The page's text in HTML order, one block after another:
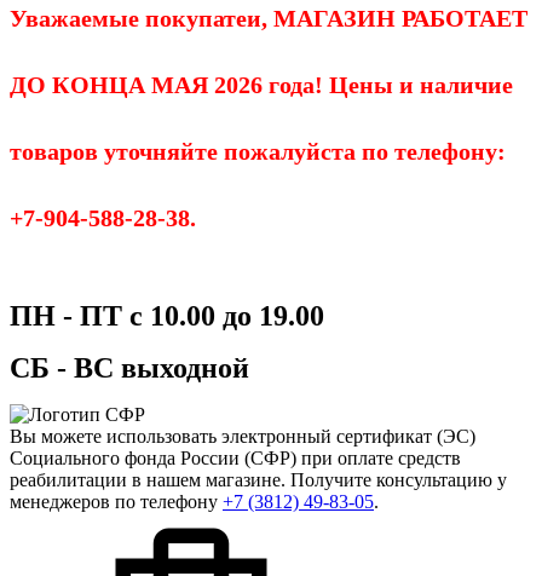
Уважаемые покупатеи, МАГАЗИН РАБОТАЕТ
ДО КОНЦА МАЯ 2026 года! Цены и наличие
товаров уточняйте пожалуйста по телефону:
+7-904-588-28-38.
ПН - ПТ с 10.00 до 19.00
СБ - ВС выходной
Вы можете использовать электронный сертификат (ЭС)
Социального фонда России (СФР) при оплате средств
реабилитации в нашем магазине. Получите консультацию у
менеджеров по телефону +7 (3812) 49-83-05.